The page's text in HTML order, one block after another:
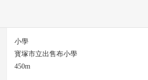
小學
寳塚市立出售布小學
450m